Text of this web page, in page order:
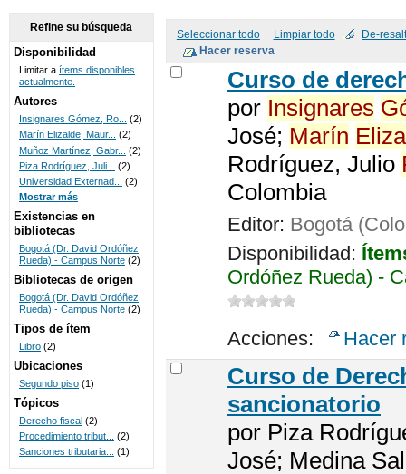
DE
BIBLIOTECAS
UNICOC
Seleccionar todo Limpiar todo De-
Curso de
por Insignares
José; Marín
Rodríguez, Julio
Colombia
Editor: Bogotá
Disponibilidad:
Ordóñez Rueda) -
Acciones: Hacer
Curso de
sancionatorio
por Piza
José; Medina
Refine su búsqueda
Disponibilidad
Limitar a ítems disponibles
actualmente.
Autores
Insignares Gómez, Ro...
(2)
Marín Elizalde, Maur... (2)
Muñoz Martínez, Gabr...
(2)
Piza Rodríguez, Juli...
(2)
Universidad Externad...
(2)
Mostrar más
Existencias en
bibliotecas
Bogotá (Dr. David Ordóñez
Rueda) - Campus Norte (2)
Bibliotecas de origen
Bogotá (Dr. David Ordóñez
Rueda) - Campus Norte (2)
Tipos de ítem
Libro (2)
Ubicaciones
Segundo piso (1)
Tópicos
Derecho fiscal (2)
Procedimiento tribut...
(2)
Sanciones tributaria... (1)